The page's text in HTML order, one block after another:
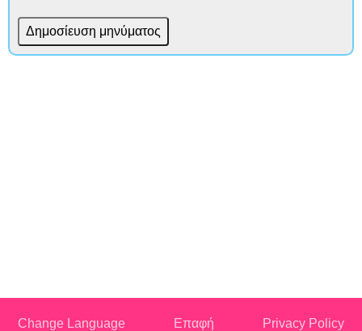
Change Language Επαφή Privacy Policy